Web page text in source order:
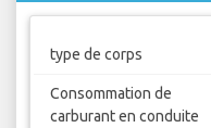
type de corps
Consommation de
carburant en conduite